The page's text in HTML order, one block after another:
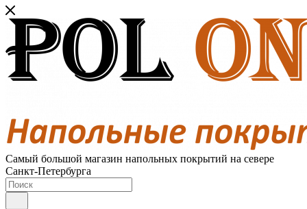
Самый большой магазин напольных покрытий на севере
Санкт-Петербурга